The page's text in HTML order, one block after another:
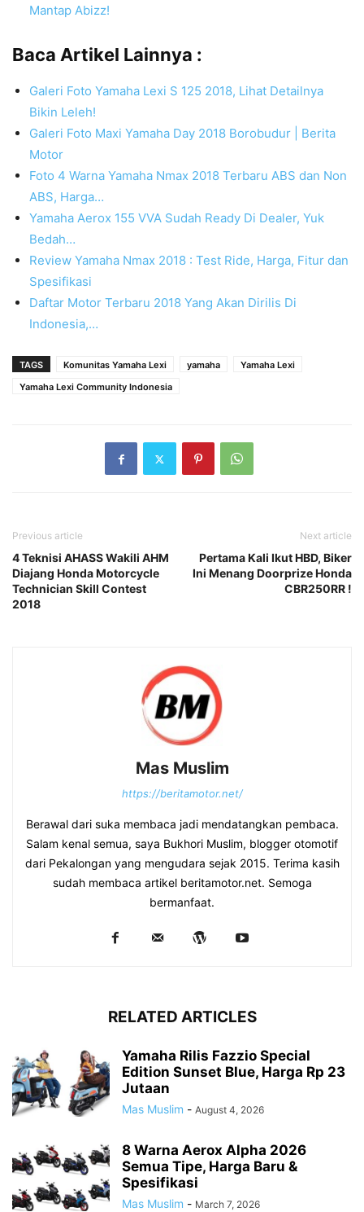
Mantap Abizz!
Baca Artikel Lainnya :
Galeri Foto Yamaha Lexi S 125 2018, Lihat Detailnya
Bikin Leleh!
Galeri Foto Maxi Yamaha Day 2018 Borobudur | Berita
Motor
Foto 4 Warna Yamaha Nmax 2018 Terbaru ABS dan Non
ABS, Harga…
Yamaha Aerox 155 VVA Sudah Ready Di Dealer, Yuk
Bedah…
Review Yamaha Nmax 2018 : Test Ride, Harga, Fitur dan
Spesifikasi
Daftar Motor Terbaru 2018 Yang Akan Dirilis Di
Indonesia,…
TAGS Komunitas Yamaha Lexi yamaha
Yamaha Lexi
Yamaha Lexi Community Indonesia
Previous article
4 Teknisi AHASS Wakili AHM
Diajang Honda Motorcycle
Technician Skill Contest
2018
Next article
Pertama Kali Ikut HBD, Biker
Ini Menang Doorprize Honda
CBR250RR !
Mas Muslim
https://beritamotor.net/
Berawal dari suka membaca jadi mendatangkan pembaca.
Salam kenal semua, saya Bukhori Muslim, blogger otomotif
dari Pekalongan yang mengudara sejak 2015. Terima kasih
sudah membaca artikel beritamotor.net. Semoga
bermanfaat.
RELATED ARTICLES
Yamaha Rilis Fazzio Special
Edition Sunset Blue, Harga Rp 23
Jutaan
Mas Muslim - August 4, 2026
8 Warna Aerox Alpha 2026
Semua Tipe, Harga Baru &
Spesifikasi
Mas Muslim - March 7, 2026